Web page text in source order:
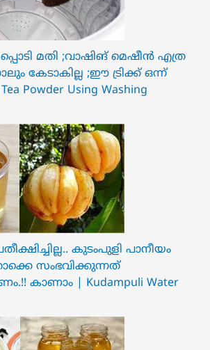
മതി ;വാഷിങ് മെഷീൻ എത്ര
കേടാകില്ല ;ഈ ട്രിക്ക് ഒന്ന്
Powder Using Washing
ക‍ു‌ടംപുളി പാനീയം
സംഭവിക്കുന്നത്
കാണാം | Kudampuli Water